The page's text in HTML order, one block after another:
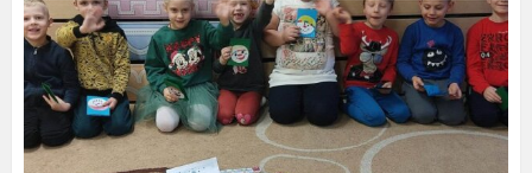
Kalėdiniai
sveikinimai
nuo
Kauno
l/d
,,Rasytė”